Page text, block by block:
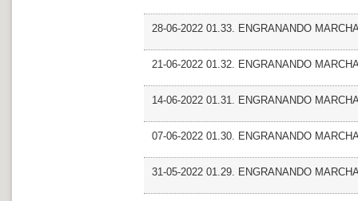
28-06-2022 01.33. ENGRANANDO
21-06-2022 01.32. ENGRANANDO
14-06-2022 01.31. ENGRANANDO
07-06-2022 01.30. ENGRANANDO
31-05-2022 01.29. ENGRANANDO